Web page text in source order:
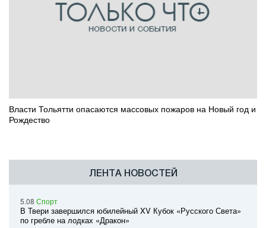
Власти Тольятти опасаются массовых пожаров на Новый год и
Рождество
ЛЕНТА НОВОСТЕЙ
5.08 Спорт
В Твери завершился юбилейный XV Кубок «Русского Света»
по гребле на лодках «Дракон»